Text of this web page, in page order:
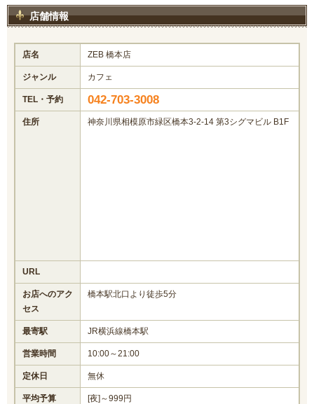
店舗情報
店名 ZEB 橋本店
ジャンル カフェ
TEL・予約 042-703-3008
住所 神奈川県相模原市緑区橋本3-2-14 第3シグマビル B1F
URL
お店へのアク
セス
橋本駅北口より徒歩5分
最寄駅 JR横浜線橋本駅
営業時間 10:00～21:00
定休日 無休
平均予算
[夜]～999円